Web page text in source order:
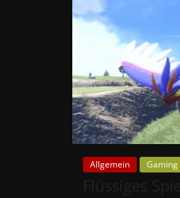
Allgemein Gaming